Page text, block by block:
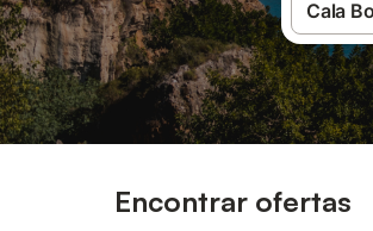
Encontrar ofertas